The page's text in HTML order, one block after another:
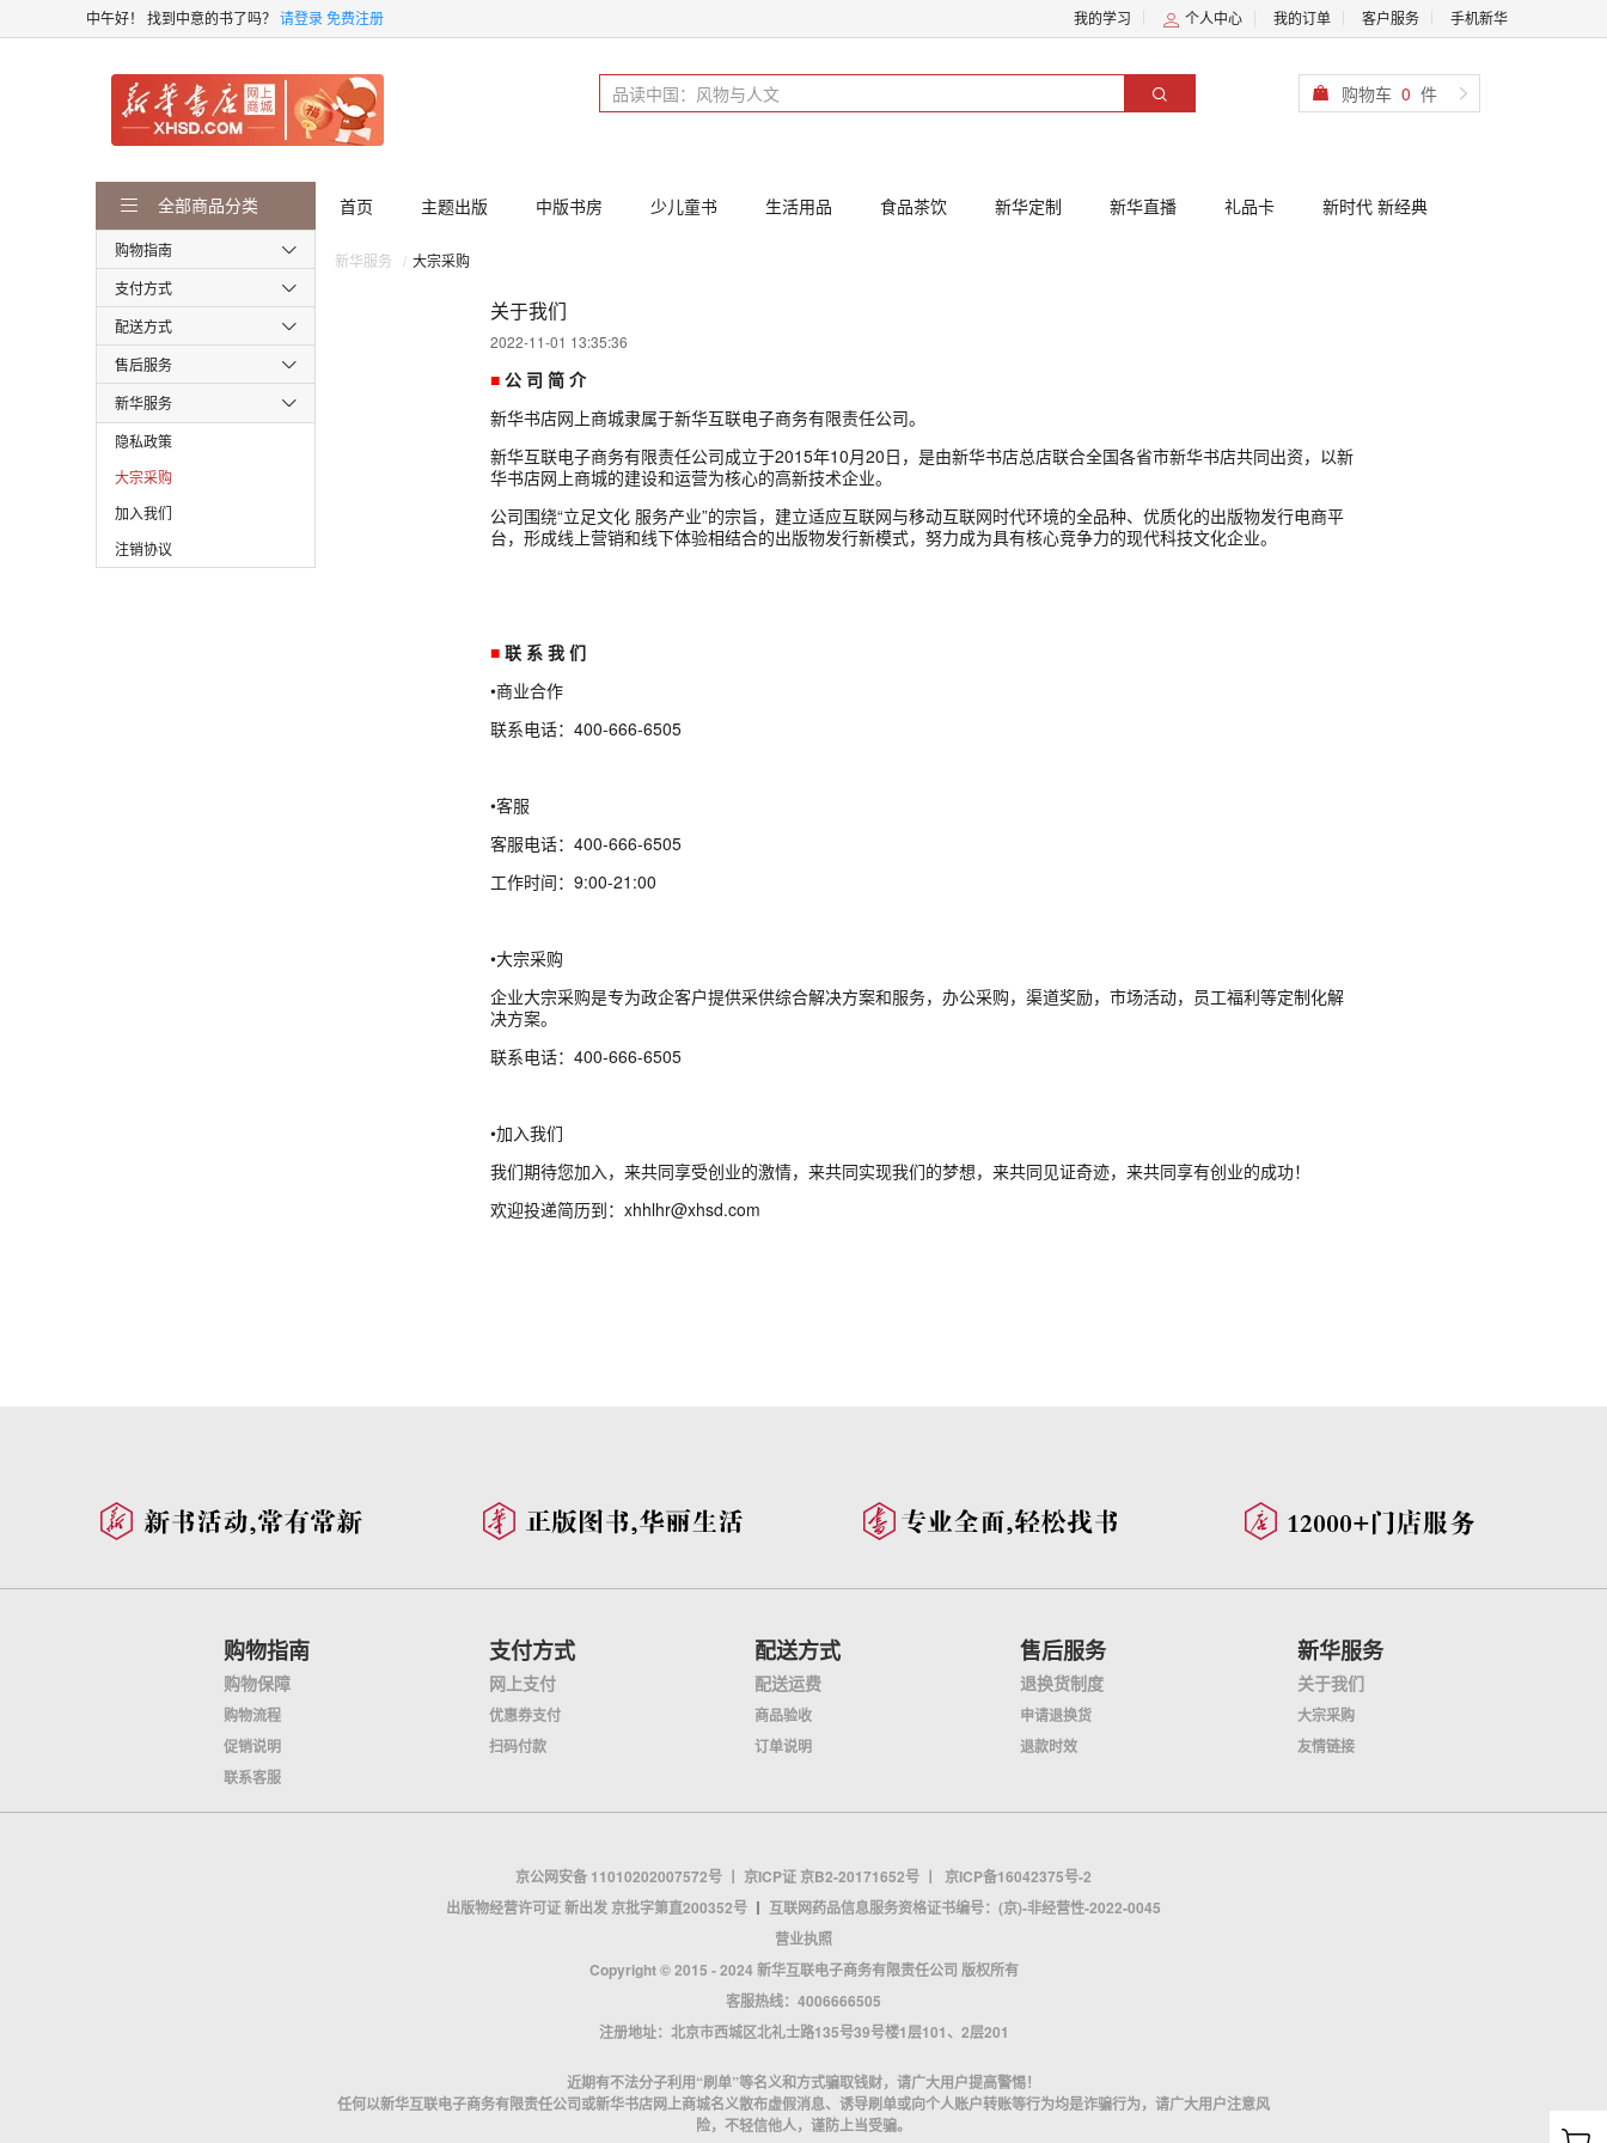
中午好！ 找到中意的书了吗？ 请登录免费注册 我的学习 个人中心 我的订单 客户服务 手机新华
购物车 0 件
全部商品分类 首页 主题出版 中版书房 少儿童书 生活用品 食品茶饮 新华定制 新华直播 礼品卡 新时代 新经典
购物指南
支付方式
配送方式
售后服务
新华服务
隐私政策
大宗采购
加入我们
注销协议
新华服务 大宗采购
关于我们
2022-11-01 13:35:36
■ 公 司 简 介
新华书店网上商城隶属于新华互联电子商务有限责任公司。
新华互联电子商务有限责任公司成立于2015年10月20日，是由新华书店总店联合全国各省市新华书店共同出资，以新
华书店网上商城的建设和运营为核心的高新技术企业。
公司围绕“立足文化 服务产业”的宗旨，建立适应互联网与移动互联网时代环境的全品种、优质化的出版物发行电商平
台，形成线上营销和线下体验相结合的出版物发行新模式，努力成为具有核心竞争力的现代科技文化企业。
■ 联 系 我 们
•商业合作
联系电话：400-666-6505
•客服
客服电话：400-666-6505
工作时间：9:00-21:00
•大宗采购
企业大宗采购是专为政企客户提供采供综合解决方案和服务，办公采购，渠道奖励，市场活动，员工福利等定制化解
决方案。
联系电话：400-666-6505
•加入我们
我们期待您加入，来共同享受创业的激情，来共同实现我们的梦想，来共同见证奇迹，来共同享有创业的成功！
欢迎投递简历到：xhhlhr@xhsd.com
购物指南
购物保障
购物流程
促销说明
联系客服
支付方式
网上支付
优惠券支付
扫码付款
配送方式
配送运费
商品验收
订单说明
售后服务
退换货制度
申请退换货
退款时效
新华服务
关于我们
大宗采购
友情链接
京公网安备 11010202007572号 丨 京ICP证 京B2-20171652号 丨 京ICP备16042375号-2
出版物经营许可证 新出发 京批字第直200352号 丨 互联网药品信息服务资格证书编号：(京)-非经营性-2022-0045
营业执照
Copyright © 2015 - 2024 新华互联电子商务有限责任公司 版权所有
客服热线：4006666505
注册地址：北京市西城区北礼士路135号39号楼1层101、2层201
近期有不法分子利用“刷单”等名义和方式骗取钱财，请广大用户提高警惕！
任何以新华互联电子商务有限责任公司或新华书店网上商城名义散布虚假消息、诱导刷单或向个人账户转账等行为均是诈骗行为，请广大用户注意风
险，不轻信他人，谨防上当受骗。